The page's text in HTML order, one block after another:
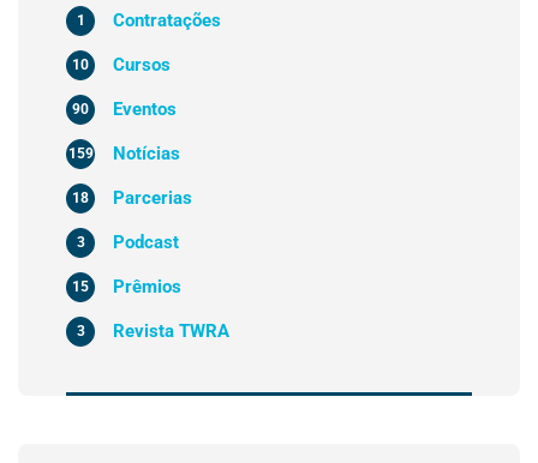
Contratações
1
Cursos
10
Eventos
90
Notícias
159
Parcerias
18
Podcast
3
Prêmios
15
Revista TWRA
3